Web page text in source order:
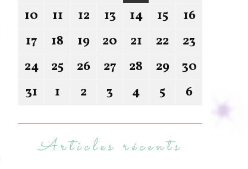
10
11 12 13 14 15
16
17
18 19 20 21 22
23
24
25 26 27 28 29
30
31
1 2 3 4 5 6
Articles récents